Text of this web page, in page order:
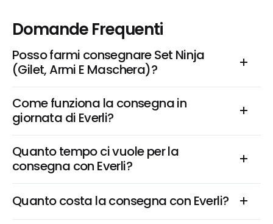
Domande Frequenti
Posso farmi consegnare Set Ninja
(Gilet, Armi E Maschera)?
Come funziona la consegna in
giornata di Everli?
Quanto tempo ci vuole per la
consegna con Everli?
Quanto costa la consegna con Everli?